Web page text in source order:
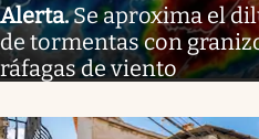
Alerta.Se aproxima el
de tormentas con
ráfagas de viento